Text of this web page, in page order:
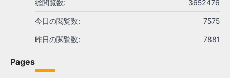
3652476
総閲覧数:
7575
今日の閲覧数:
7881
昨日の閲覧数:
Pages